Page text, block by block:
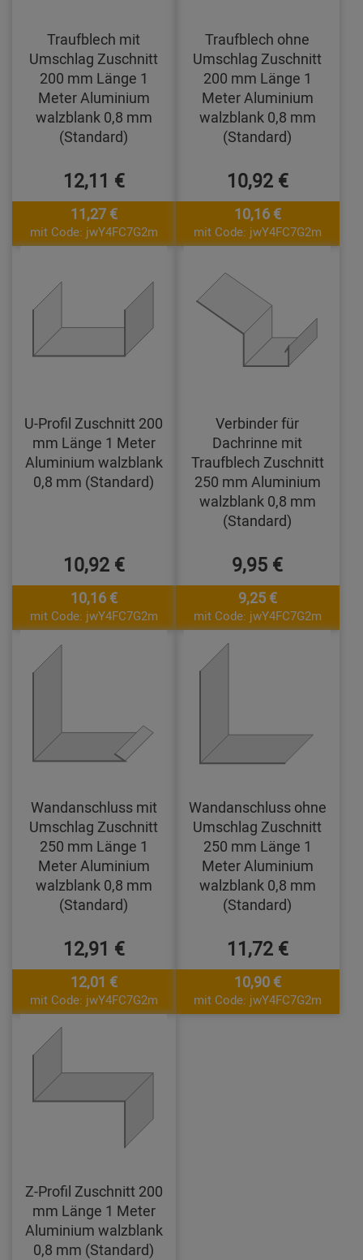
Traufblech mit
Umschlag Zuschnitt
200 mm Länge 1
Meter Aluminium
walzblank 0,8 mm
(Standard)
12,11 €
11,27 €
mit Code: jwY4FC7G2m
Traufblech ohne
Umschlag Zuschnitt
200 mm Länge 1
Meter Aluminium
walzblank 0,8 mm
(Standard)
10,92 €
10,16 €
mit Code: jwY4FC7G2m
U-Profil Zuschnitt 200
mm Länge 1 Meter
Aluminium walzblank
0,8 mm (Standard)
10,92 €
10,16 €
mit Code: jwY4FC7G2m
Verbinder für
Dachrinne mit
Traufblech Zuschnitt
250 mm Aluminium
walzblank 0,8 mm
(Standard)
9,95 €
9,25 €
mit Code: jwY4FC7G2m
Wandanschluss mit
Umschlag Zuschnitt
250 mm Länge 1
Meter Aluminium
walzblank 0,8 mm
(Standard)
12,91 €
12,01 €
mit Code: jwY4FC7G2m
Wandanschluss ohne
Umschlag Zuschnitt
250 mm Länge 1
Meter Aluminium
walzblank 0,8 mm
(Standard)
11,72 €
10,90 €
mit Code: jwY4FC7G2m
Z-Profil Zuschnitt 200
mm Länge 1 Meter
Aluminium walzblank
0,8 mm (Standard)